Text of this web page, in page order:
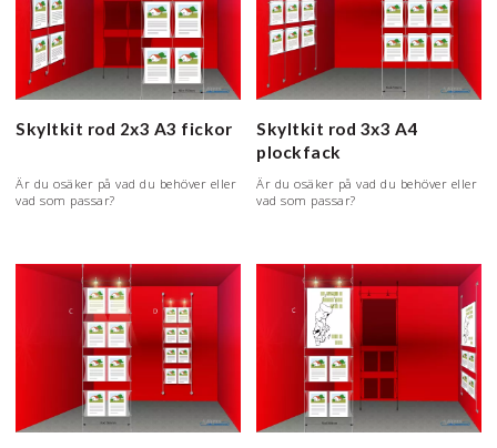
Skyltkit rod 2x3 A3 fickor
Är du osäker på vad du behöver eller
vad som passar?
Skyltkit rod 3x3 A4
plockfack
Är du osäker på vad du behöver eller
vad som passar?